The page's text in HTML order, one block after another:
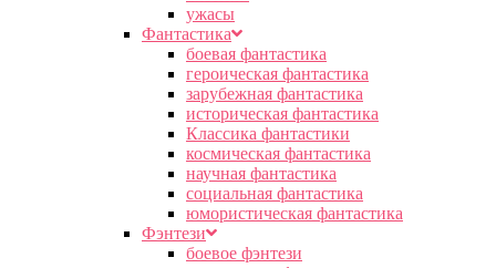
ужасы
Фантастика
боевая фантастика
героическая фантастика
зарубежная фантастика
историческая фантастика
Классика фантастики
космическая фантастика
научная фантастика
социальная фантастика
юмористическая фантастика
Фэнтези
боевое фэнтези